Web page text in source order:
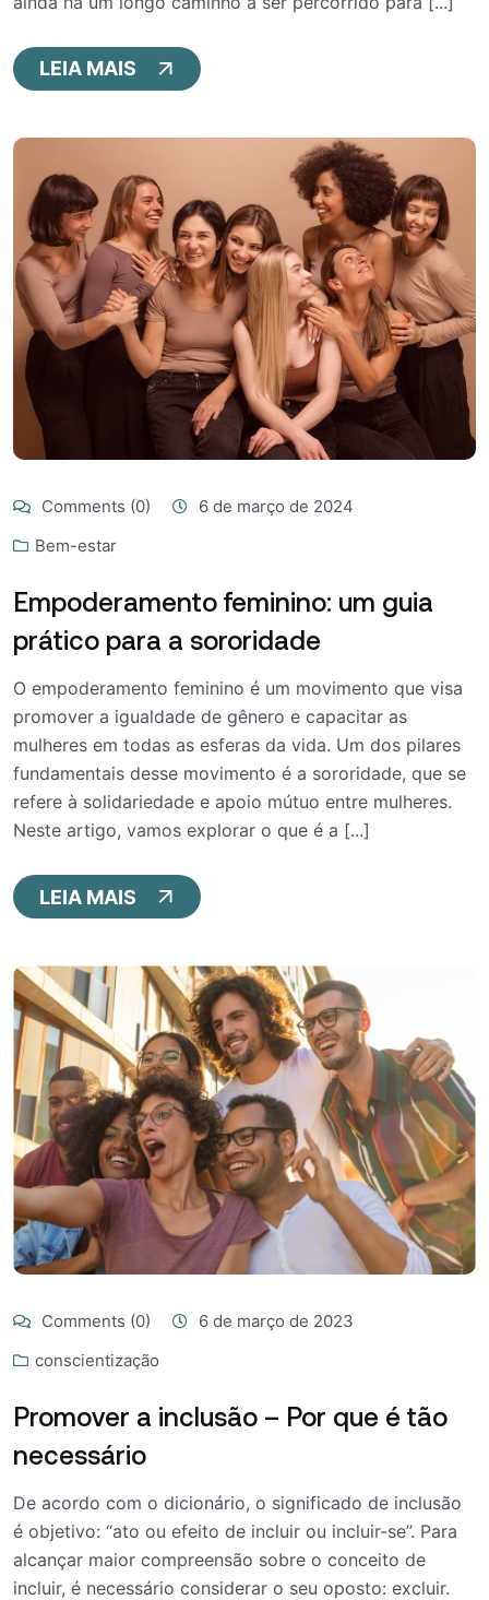
LEIA MAIS
Comments (0)
6 de março de 2024
Bem-estar
Empoderamento feminino: um guia
prático para a sororidade
O empoderamento feminino é um movimento que visa
promover a igualdade de gênero e capacitar as
mulheres em todas as esferas da vida. Um dos pilares
fundamentais desse movimento é a sororidade, que se
refere à solidariedade e apoio mútuo entre mulheres.
Neste artigo, vamos explorar o que é a [...]
LEIA MAIS
Comments (0)
6 de março de 2023
conscientização
Promover a inclusão – Por que é tão
necessário
De acordo com o dicionário, o significado de inclusão
é objetivo: “ato ou efeito de incluir ou incluir-se”. Para
alcançar maior compreensão sobre o conceito de
incluir, é necessário considerar o seu oposto: excluir.